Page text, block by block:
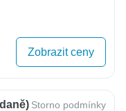
Zobrazit ceny
Storno podmínky